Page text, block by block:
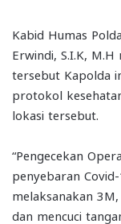
Kabid Humas
Erwindi, S.I.K,
tersebut Kapolda
protokol
lokasi tersebut.
“Pengecekan
penyebaran
melaksanakan
dan mencuci